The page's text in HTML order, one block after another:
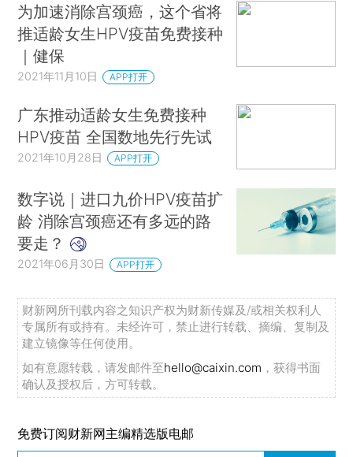
为加速消除宫颈癌，这个省将
推适龄女生HPV疫苗免费接种
｜健保
2021年11月10日 APP打开
广东推动适龄女生免费接种
HPV疫苗 全国数地先行先试
2021年10月28日 APP打开
数字说｜进口九价HPV疫苗扩
龄 消除宫颈癌还有多远的路
要走？
2021年06月30日 APP打开
财新网所刊载内容之知识产权为财新传媒及/或相关权利人
专属所有或持有。未经许可，禁止进行转载、摘编、复制及
建立镜像等任何使用。
如有意愿转载，请发邮件至hello@caixin.com ，获得书面
确认及授权后，方可转载。
免费订阅财新网主编精选版电邮